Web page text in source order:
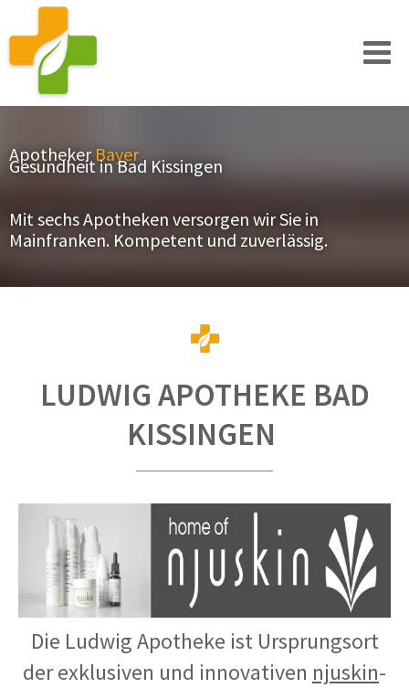
Apotheker Bayer
Gesundheit in Bad Kissingen
Mit sechs Apotheken versorgen wir Sie in
Mainfranken. Kompetent und zuverlässig.
LUDWIG APOTHEKE BAD
KISSINGEN
Die Ludwig Apotheke ist Ursprungsort
der exklusiven und innovativen njuskin-